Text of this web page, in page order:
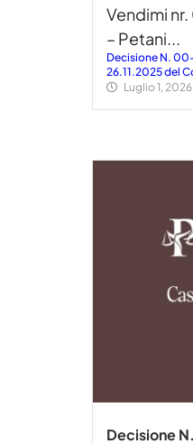
Vendimi
– Petani...
Decisione N.
26.11.2025 del
Luglio 1, 2026
Decisione